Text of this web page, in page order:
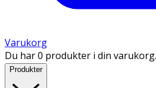
Varukorg
Du har 0 produkter i din varukorg.
Produkter